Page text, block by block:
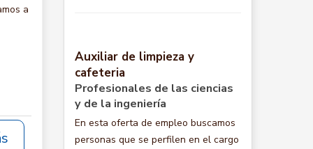
a
Auxiliar de limpieza y
cafeteria
Profesionales de las ciencias
y de la ingeniería
En esta oferta de empleo buscamos
personas que se perfilen en el cargo